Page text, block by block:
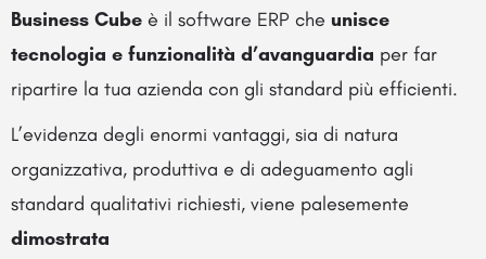
Business Cube è il software ERP che unisce
tecnologia e funzionalità d’avanguardia per far
ripartire la tua azienda con gli standard più efficienti.
L’evidenza degli enormi vantaggi, sia di natura
organizzativa, produttiva e di adeguamento agli
standard qualitativi richiesti, viene palesemente
dimostrata